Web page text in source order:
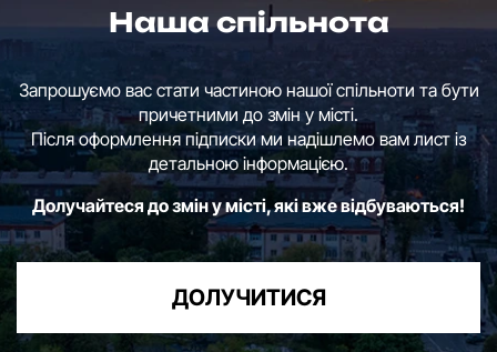
Наша спільнота
Запрошуємо вас стати частиною нашої спільноти та бути
причетними до змін у місті.
Після оформлення підписки ми надішлемо вам лист із
детальною інформацією.
Долучайтеся до змін у місті, які вже відбуваються!
ДОЛУЧИТИСЯ